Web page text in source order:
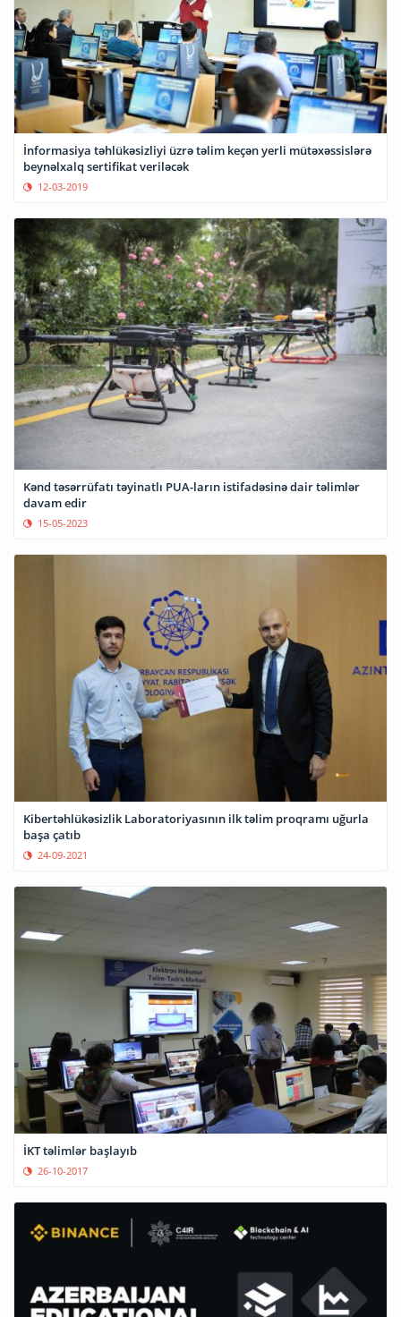
İnformasiya təhlükəsizliyi üzrə təlim keçən yerli mütəxəssislərə
beynəlxalq sertifikat veriləcək
12-03-2019
Kənd təsərrüfatı təyinatlı PUA-ların istifadəsinə dair təlimlər
davam edir
15-05-2023
Kibertəhlükəsizlik Laboratoriyasının ilk təlim proqramı uğurla
başa çatıb
24-09-2021
İKT təlimlər başlayıb
26-10-2017